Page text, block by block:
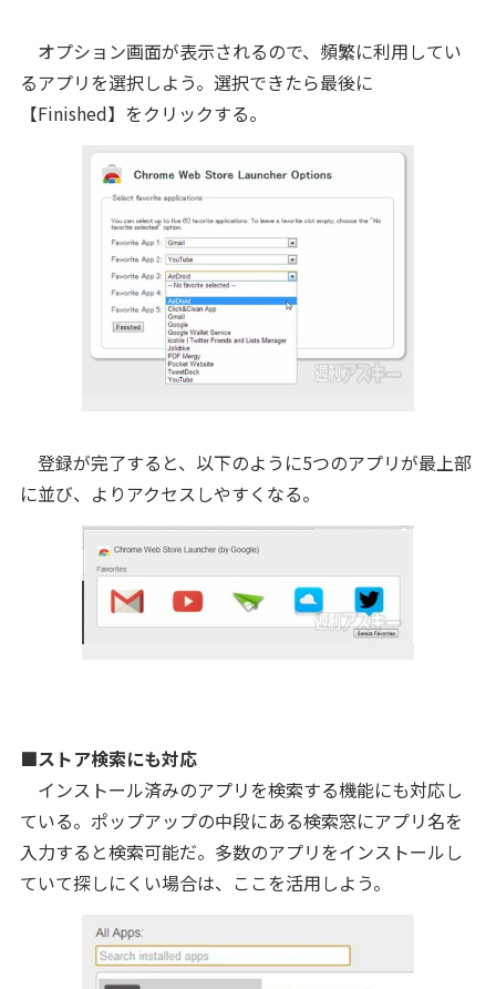
オプション画面が表示されるので、頻繁に利用してい
るアプリを選択しよう。選択できたら最後に
【Finished】をクリックする。
登録が完了すると、以下のように5つのアプリが最上部
に並び、よりアクセスしやすくなる。
■ストア検索にも対応
インストール済みのアプリを検索する機能にも対応し
ている。ポップアップの中段にある検索窓にアプリ名を
入力すると検索可能だ。多数のアプリをインストールし
ていて探しにくい場合は、ここを活用しよう。